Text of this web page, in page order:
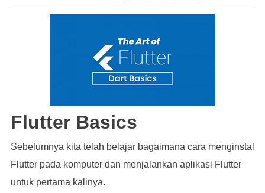
Flutter Basics
Sebelumnya kita telah belajar bagaimana cara menginstal
Flutter pada komputer dan menjalankan aplikasi Flutter
untuk pertama kalinya.